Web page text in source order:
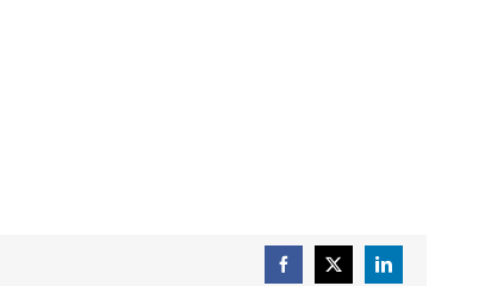
Facebook
X LinkedIn